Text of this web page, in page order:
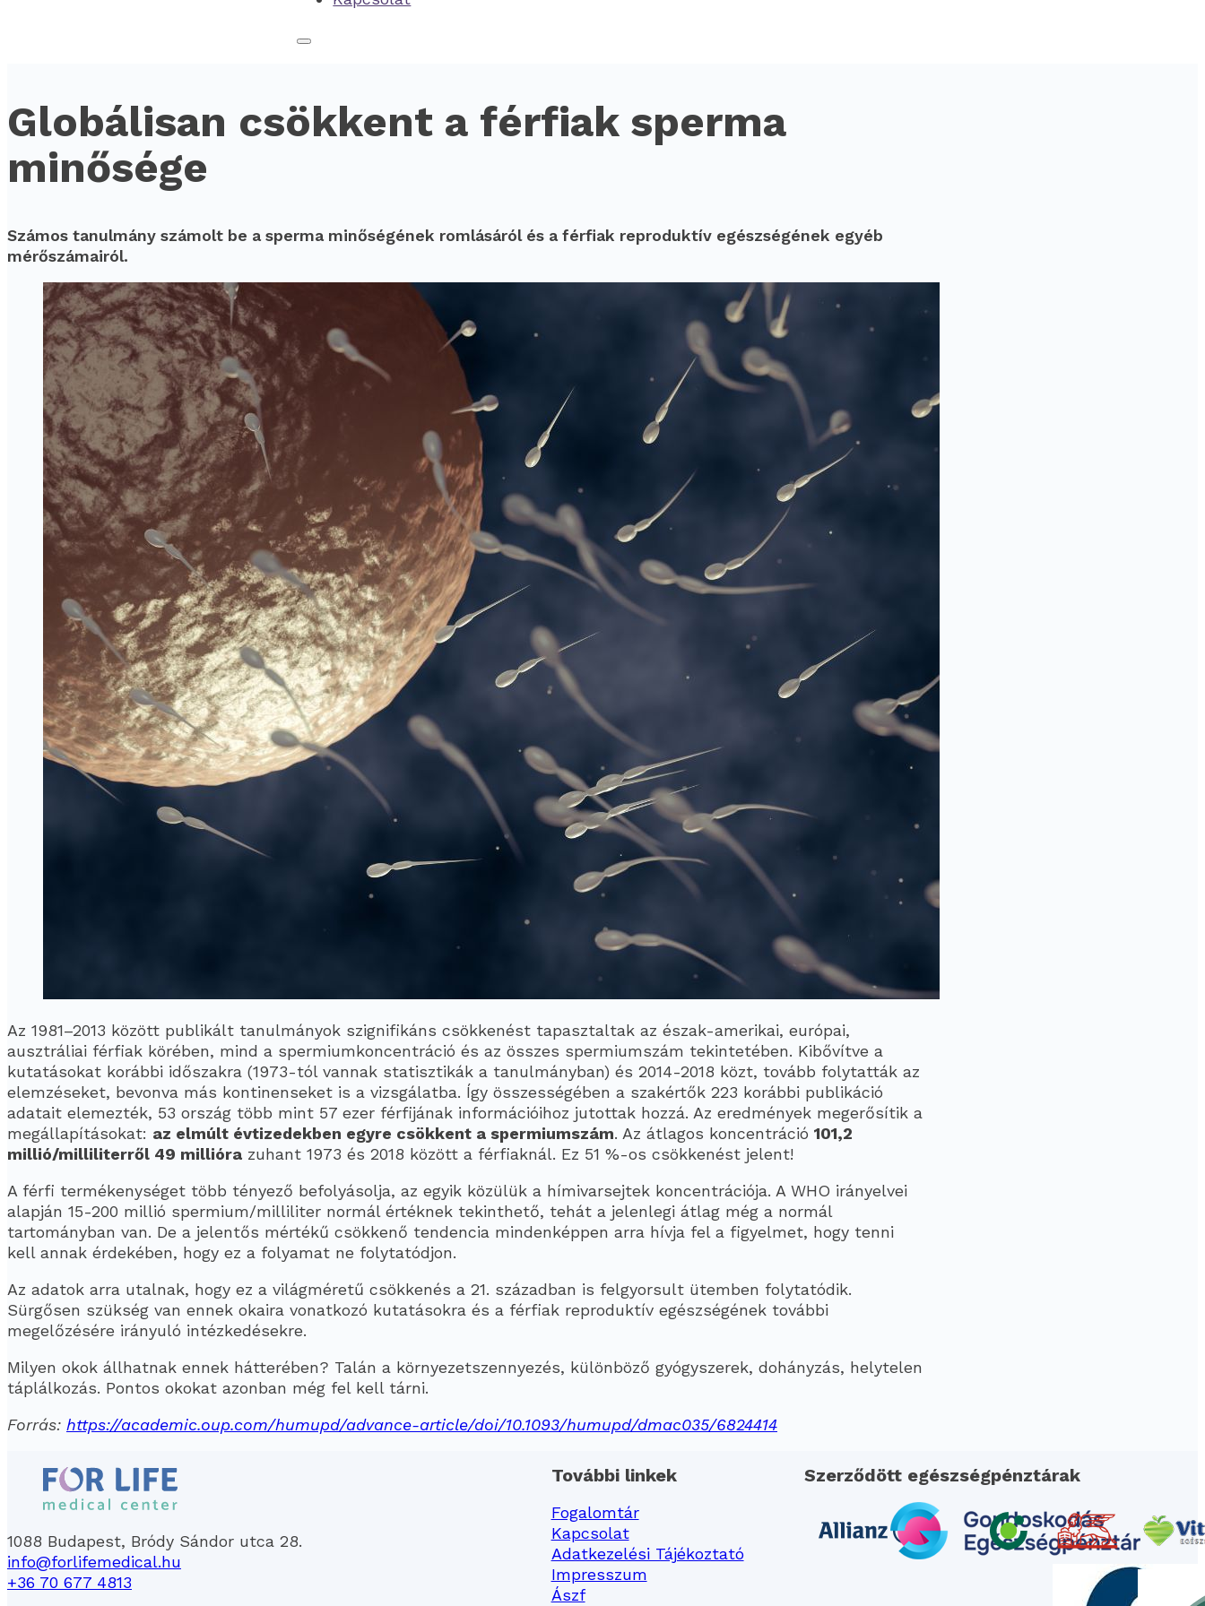
Globálisan csökkent a férfiak sperma
minősége
Számos tanulmány számolt be a sperma minőségének romlásáról és a férfiak reproduktív egészségének egyéb
mérőszámairól.
Az 1981–2013 között publikált tanulmányok szignifikáns csökkenést tapasztaltak az észak-amerikai, európai,
ausztráliai férfiak körében, mind a spermiumkoncentráció és az összes spermiumszám tekintetében. Kibővítve a
kutatásokat korábbi időszakra (1973-tól vannak statisztikák a tanulmányban) és 2014-2018 közt, tovább folytatták az
elemzéseket, bevonva más kontinenseket is a vizsgálatba. Így összességében a szakértők 223 korábbi publikáció
adatait elemezték, 53 ország több mint 57 ezer férfijának információihoz jutottak hozzá. Az eredmények megerősítik a
megállapításokat: az elmúlt évtizedekben egyre csökkent a spermiumszám. Az átlagos koncentráció 101,2
millió/milliliterről 49 millióra zuhant 1973 és 2018 között a férfiaknál. Ez 51 %-os csökkenést jelent!
A férfi termékenységet több tényező befolyásolja, az egyik közülük a hímivarsejtek koncentrációja. A WHO irányelvei
alapján 15-200 millió spermium/milliliter normál értéknek tekinthető, tehát a jelenlegi átlag még a normál
tartományban van. De a jelentős mértékű csökkenő tendencia mindenképpen arra hívja fel a figyelmet, hogy tenni
kell annak érdekében, hogy ez a folyamat ne folytatódjon.
Az adatok arra utalnak, hogy ez a világméretű csökkenés a 21. században is felgyorsult ütemben folytatódik.
Sürgősen szükség van ennek okaira vonatkozó kutatásokra és a férfiak reproduktív egészségének további
megelőzésére irányuló intézkedésekre.
Milyen okok állhatnak ennek hátterében? Talán a környezetszennyezés, különböző gyógyszerek, dohányzás, helytelen
táplálkozás. Pontos okokat azonban még fel kell tárni.
Forrás: https://academic.oup.com/humupd/advance-article/doi/10.1093/humupd/dmac035/6824414
1088 Budapest, Bródy Sándor utca 28.
info@forlifemedical.hu
+36 70 677 4813
További linkek
Fogalomtár
Kapcsolat
Adatkezelési Tájékoztató
Impresszum
Ászf
Szerződött egészségpénztárak